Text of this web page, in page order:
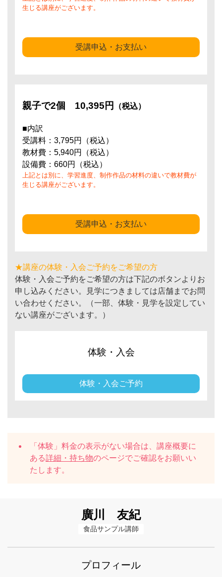
生じる講座がございます。
受講申込・お支払い
親子で2個 10,395円 （税込）
■内訳
受講料：3,795円（税込）
教材費：5,940円（税込）
設備費：660円（税込）
上記とは別に、学習進度、制作作品の材料の違いで教材費が
生じる講座がございます。
受講申込・お支払い
★講座の体験・入会ご予約をご希望の方
体験・入会ご予約をご希望の方は下記のボタンよりお
申し込みください。見学につきましては店舗までお問
い合わせください。（一部、体験・見学を設定してい
ない講座がございます。）
体験・入会
体験・入会ご予約
「体験」料金の表示がない場合は、講座概要に
ある詳細・持ち物のページでご確認をお願いい
たします。
廣川 友紀
食品サンプル講師
プロフィール